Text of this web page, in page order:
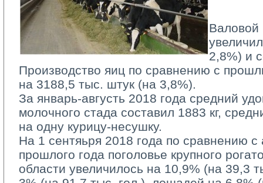
Валовой
2,8%) и
Производство яиц по сравнению с
на 3188,5 тыс. штук (на 3,8%).
За январь-августь 2018 года средний
молочного стада составил 1883 кг,
на одну курицу-несушку.
На 1 сентяьря 2018 года по сравнению
прошлого года поголовье крупного
области увеличилось на 10,9% (на 39,3